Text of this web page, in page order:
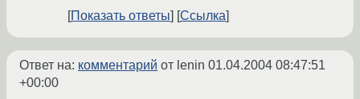
Показать ответы
Ссылка
Ответ на: комментарий от lenin 01.04.2004 08:47:51
+00:00